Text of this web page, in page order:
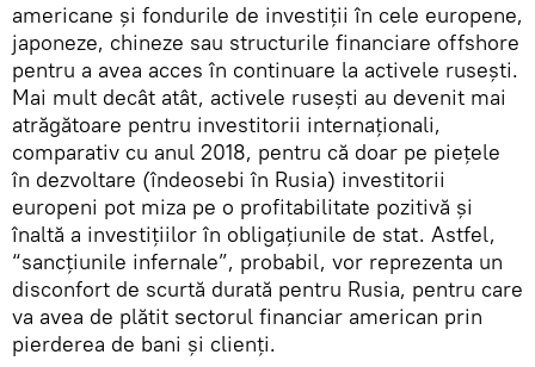
americane și fondurile de investiții în cele europene,
japoneze, chineze sau structurile financiare offshore
pentru a avea acces în continuare la activele rusești.
Mai mult decât atât, activele rusești au devenit mai
atrăgătoare pentru investitorii internaționali,
comparativ cu anul 2018, pentru că doar pe piețele
în dezvoltare (îndeosebi în Rusia) investitorii
europeni pot miza pe o profitabilitate pozitivă și
înaltă a investițiilor în obligațiunile de stat. Astfel,
“sancțiunile infernale”, probabil, vor reprezenta un
disconfort de scurtă durată pentru Rusia, pentru care
va avea de plătit sectorul financiar american prin
pierderea de bani și clienți.